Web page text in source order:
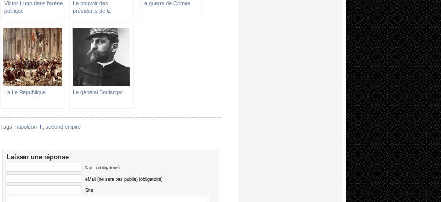
Victor Hugo dans l’arène
politique
Le pouvoir des
présidents de la
La guerre de Crimée
La IIe Republique Le général Boulanger
Tags: napoléon III second empire
Laisser une réponse
Nom (obligatoire)
eMail (ne sera pas publié) (obligatoire)
Site